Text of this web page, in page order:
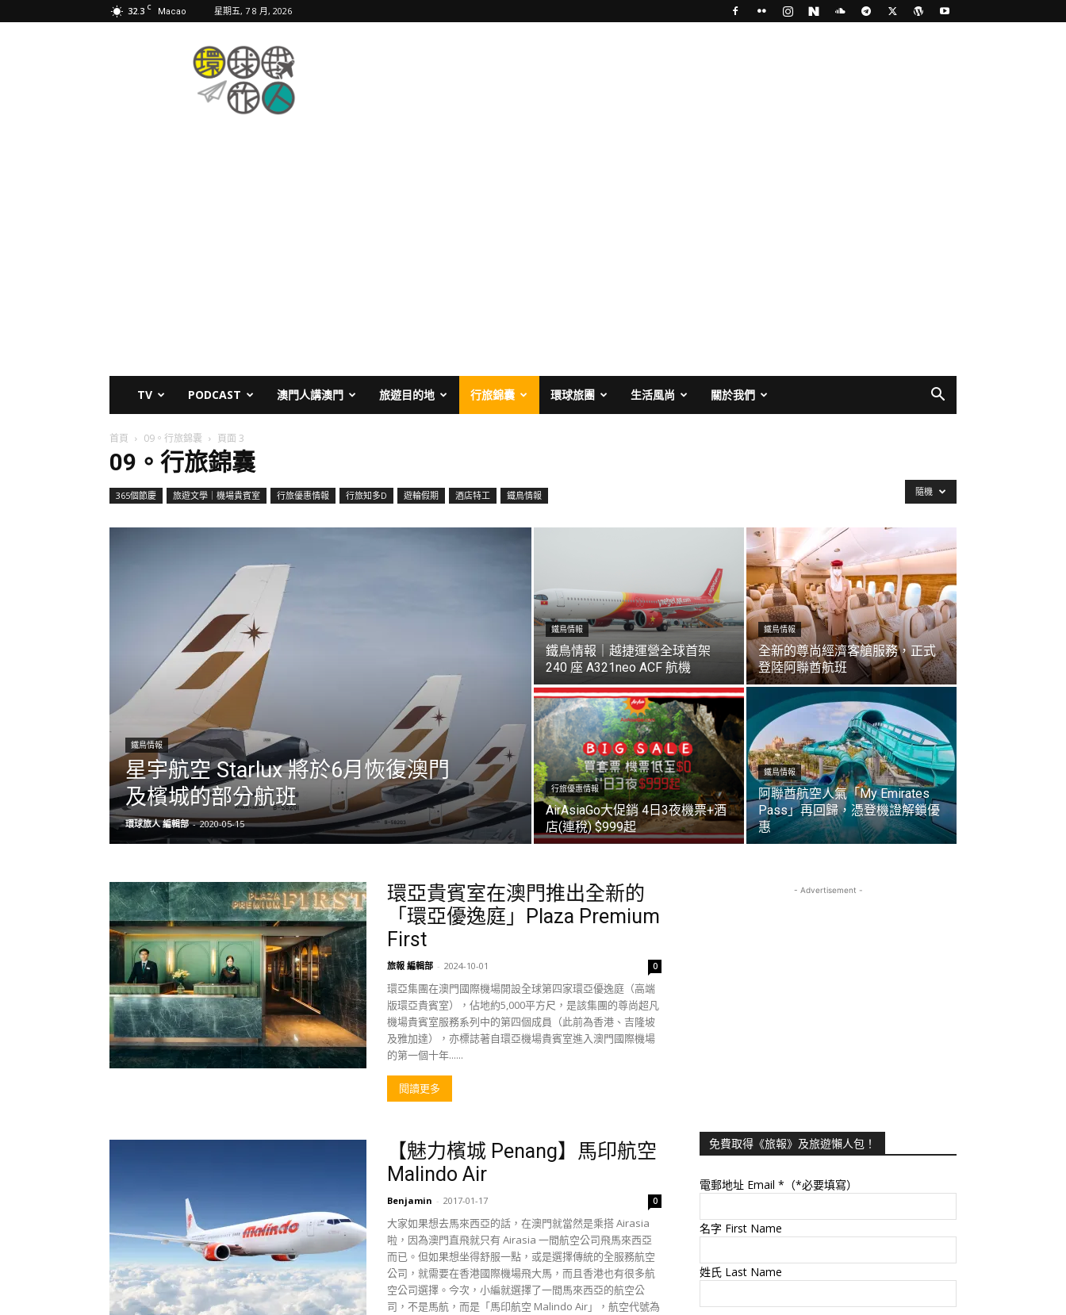
32.3 C Macao 星期五, 7 8 月, 2026
TV PODCAST 澳門人講澳門 旅遊目的地 行旅錦囊 環球旅團 生活風尚 關於我們
首頁 09。行旅錦囊 頁面 3
09。行旅錦囊
365個節慶 旅遊文學｜機場貴賓室 行旅優惠情報 行旅知多D 遊輪假期 酒店特工 鐵鳥情報 隨機
鐵鳥情報
星宇航空 Starlux 將於6月恢復澳門
及檳城的部分航班
環球旅人 編輯部 - 2020-05-15
鐵鳥情報
鐵鳥情報｜越捷運營全球首架
240 座 A321neo ACF 航機
鐵鳥情報
全新的尊尚經濟客艙服務，正式
登陸阿聯酋航班
行旅優惠情報
AirAsiaGo大促銷 4日3夜機票+酒
店(連稅) $999起
鐵鳥情報
阿聯酋航空人氣「My Emirates
Pass」再回歸，憑登機證解鎖優
惠
環亞貴賓室在澳門推出全新的
「環亞優逸庭」Plaza Premium
First
旅報 編輯部 - 2024-10-01 0
環亞集團在澳門國際機場開設全球第四家環亞優逸庭（高端
版環亞貴賓室），佔地約5,000平方尺，是該集團的尊尚超凡
機場貴賓室服務系列中的第四個成員（此前為香港、吉隆坡
及雅加達），亦標誌著自環亞機場貴賓室進入澳門國際機場
的第一個十年......
閱讀更多
【魅力檳城 Penang】馬印航空
Malindo Air
Benjamin - 2017-01-17 0
大家如果想去馬來西亞的話，在澳門就當然是乘搭 Airasia
啦，因為澳門直飛就只有 Airasia 一間航空公司飛馬來西亞
而已。但如果想坐得舒服一點，或是選擇傳統的全服務航空
公司，就需要在香港國際機場飛大馬，而且香港也有很多航
空公司選擇。今次，小編就選擇了一間馬來西亞的航空公
司，不是馬航，而是「馬印航空 Malindo Air」，航空代號為
- Advertisement -
免費取得《旅報》及旅遊懶人包！
電郵地址 Email *（*必要填寫）
名字 First Name
姓氏 Last Name